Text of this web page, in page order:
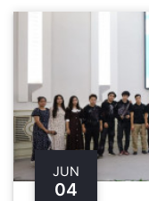
JUN
04